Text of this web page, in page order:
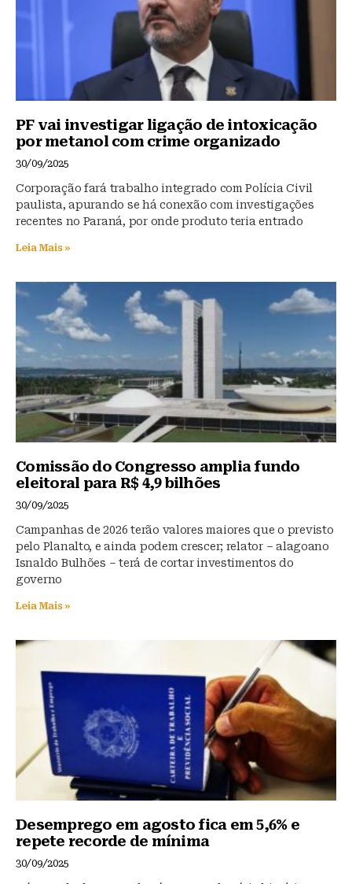
PF vai investigar ligação de intoxicação
por metanol com crime organizado
30/09/2025
Corporação fará trabalho integrado com Polícia Civil
paulista, apurando se há conexão com investigações
recentes no Paraná, por onde produto teria entrado
Leia Mais »
Comissão do Congresso amplia fundo
eleitoral para R$ 4,9 bilhões
30/09/2025
Campanhas de 2026 terão valores maiores que o previsto
pelo Planalto, e ainda podem crescer; relator – alagoano
Isnaldo Bulhões – terá de cortar investimentos do
governo
Leia Mais »
Desemprego em agosto fica em 5,6% e
repete recorde de mínima
30/09/2025